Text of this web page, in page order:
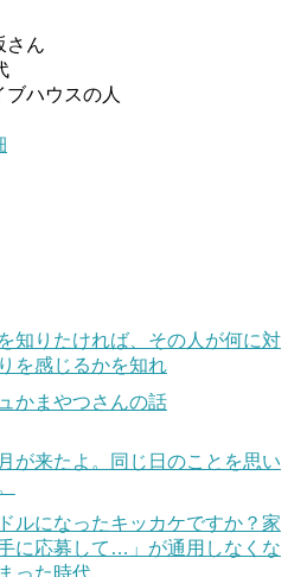
さん
ハウスの人
知りたければ、その人が何に対
を感じるかを知れ
かまやつさんの話
が来たよ。同じ日のことを思い
ドルになったキッカケですか？家
に応募して…」が通用しなくな